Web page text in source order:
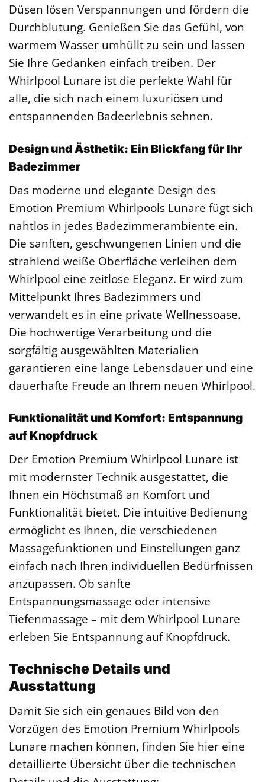
Düsen lösen Verspannungen und fördern die
Durchblutung. Genießen Sie das Gefühl, von
warmem Wasser umhüllt zu sein und lassen
Sie Ihre Gedanken einfach treiben. Der
Whirlpool Lunare ist die perfekte Wahl für
alle, die sich nach einem luxuriösen und
entspannenden Badeerlebnis sehnen.
Design und Ästhetik: Ein Blickfang für Ihr
Badezimmer
Das moderne und elegante Design des
Emotion Premium Whirlpools Lunare fügt sich
nahtlos in jedes Badezimmerambiente ein.
Die sanften, geschwungenen Linien und die
strahlend weiße Oberfläche verleihen dem
Whirlpool eine zeitlose Eleganz. Er wird zum
Mittelpunkt Ihres Badezimmers und
verwandelt es in eine private Wellnessoase.
Die hochwertige Verarbeitung und die
sorgfältig ausgewählten Materialien
garantieren eine lange Lebensdauer und eine
dauerhafte Freude an Ihrem neuen Whirlpool.
Funktionalität und Komfort: Entspannung
auf Knopfdruck
Der Emotion Premium Whirlpool Lunare ist
mit modernster Technik ausgestattet, die
Ihnen ein Höchstmaß an Komfort und
Funktionalität bietet. Die intuitive Bedienung
ermöglicht es Ihnen, die verschiedenen
Massagefunktionen und Einstellungen ganz
einfach nach Ihren individuellen Bedürfnissen
anzupassen. Ob sanfte
Entspannungsmassage oder intensive
Tiefenmassage – mit dem Whirlpool Lunare
erleben Sie Entspannung auf Knopfdruck.
Technische Details und
Ausstattung
Damit Sie sich ein genaues Bild von den
Vorzügen des Emotion Premium Whirlpools
Lunare machen können, finden Sie hier eine
detaillierte Übersicht über die technischen